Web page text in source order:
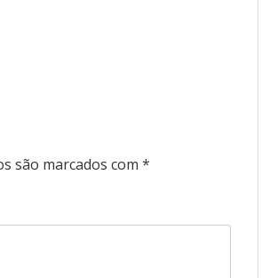
são marcados com *